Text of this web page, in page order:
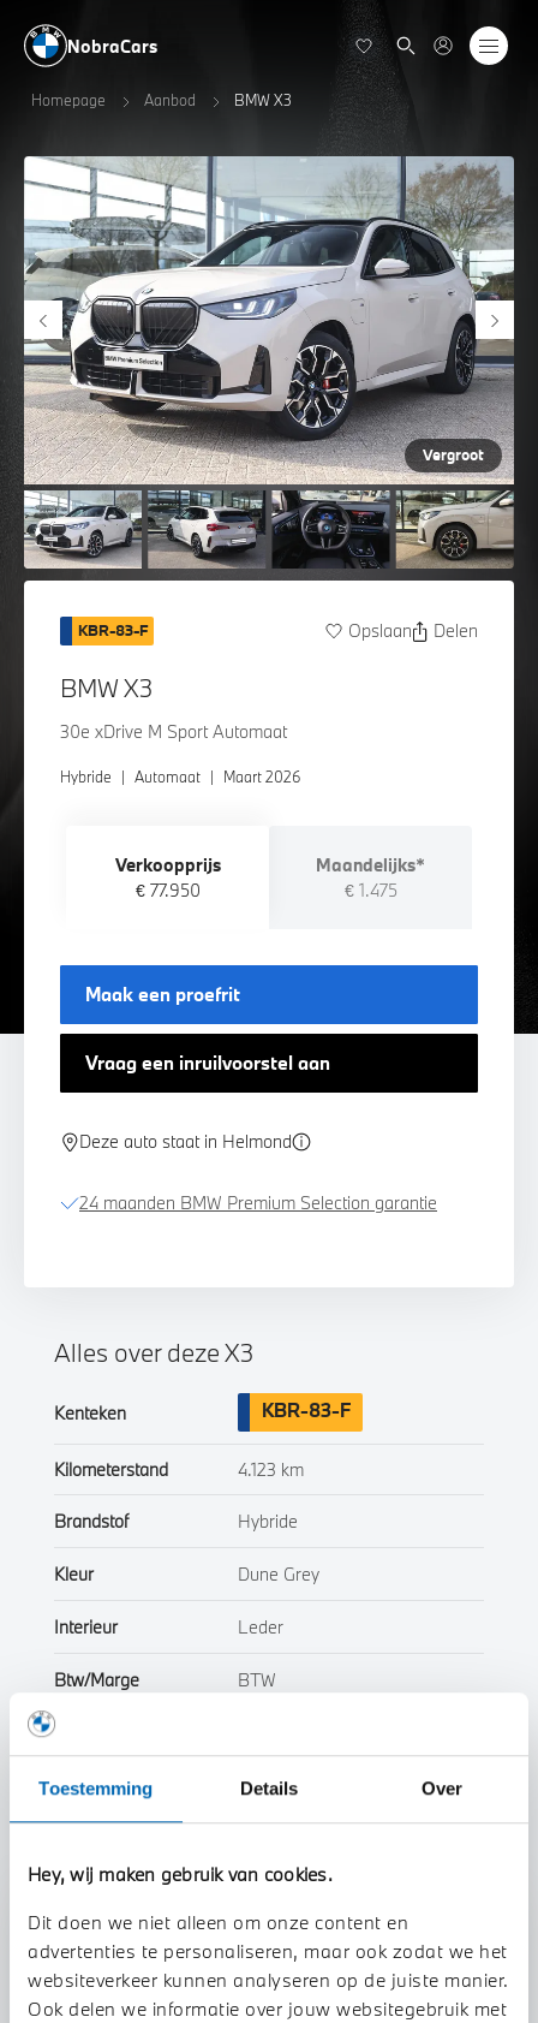
Toestemming Details Over
Hey, wij maken gebruik van cookies.
Dit doen we niet alleen om onze content en
advertenties te personaliseren, maar ook zodat we het
websiteverkeer kunnen analyseren op de juiste manier.
Ook delen we informatie over jouw websitegebruik met
NobraCars
Homepage Aanbod BMW X3
Vergroot
KBR-83-F Opslaan Delen
BMW X3
30e xDrive M Sport Automaat
Hybride | Automaat | Maart 2026
Verkoopprijs
€ 77.950
Maandelijks*
€ 1.475
Maak een proefrit
Vraag een inruilvoorstel aan
Deze auto staat in Helmond
24 maanden BMW Premium Selection garantie
Uw auto inruilen?
Alles over deze X3
Kenteken KBR-83-F
Kilometerstand 4.123 km
Brandstof Hybride
Kleur Dune Grey
Interieur Leder
Btw/Marge BTW